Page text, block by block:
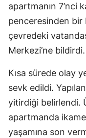
apartmanın 7’nci
penceresinden
çevredeki
Merkezi’ne bildirdi.
Kısa sürede olay
sevk edildi.
yitirdiği belirlendi.
apartmanda
yaşamına son